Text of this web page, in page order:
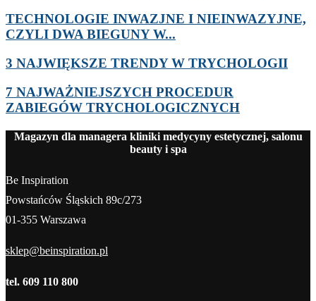
TECHNOLOGIE INWAZJNE I NIEINWAZYJNE,
CZYLI DWA BIEGUNY W...
3 NAJWIĘKSZE TRENDY W TRYCHOLOGII
7 NAJWAŻNIEJSZYCH PROCEDUR
ZABIEGÓW TRYCHOLOGICZNYCH
Magazyn dla managera kliniki medycyny estetycznej, salonu
beauty i spa
Be Inspiration
Powstańców Śląskich 89c/273
01-355 Warszawa
sklep@beinspiration.pl
tel. 609 110 800